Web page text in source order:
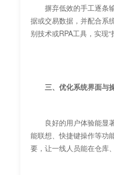
摒弃低效的手工逐条输
据或交易数据，并配合系
别技术或RPA工具，实现“
三、优化系统界面与
良好的用户体验能显著
能联想、快捷键操作等功
要，让一线人员能在